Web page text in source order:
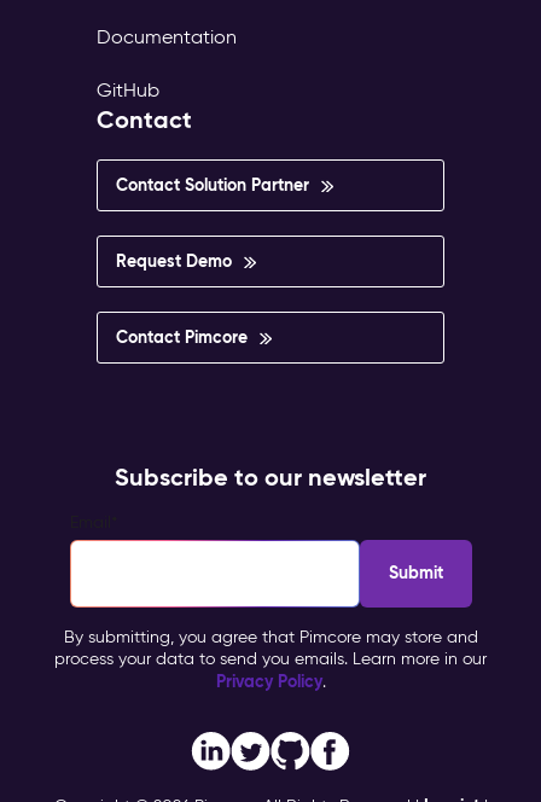
Documentation
GitHub
Contact
Contact Solution Partner
Request Demo
Contact Pimcore
Subscribe to our newsletter
By submitting, you agree that Pimcore may store and
process your data to send you emails. Learn more in our
Privacy Policy.